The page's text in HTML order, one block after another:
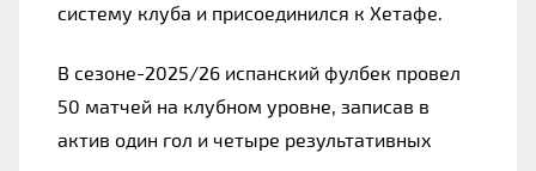
систему клуба и присоединился к Хетафе.
В сезоне-2025/26 испанский фулбек провел
50 матчей на клубном уровне, записав в
актив один гол и четыре результативных